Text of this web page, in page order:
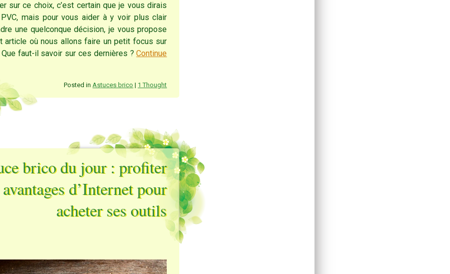
sur ce choix, c’est certain que je vous dirais
mais pour vous aider à y voir plus clair
une quelconque décision, je vous propose
article où nous allons faire un petit focus sur
faut-il savoir sur ces dernières ?Continue
Posted in Astuces brico | 1 Thought
brico du jour : profiter
d’Internet pour
acheter ses outils